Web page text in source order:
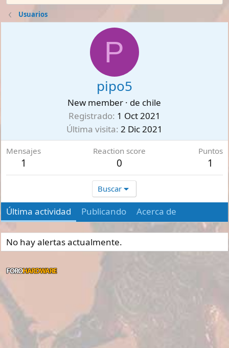
Usuarios
P
pipo5
New member · de chile
Registrado 1 Oct 2021
Última visita 2 Dic 2021
Mensajes
1
Reaction score
0
Puntos
1
Buscar
Última actividad Publicando Acerca de
No hay alertas actualmente.